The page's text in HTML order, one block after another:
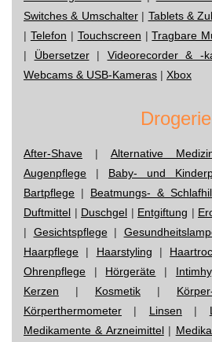
Switches & Umschalter| Tablets &
| Telefon | Touchscreen |Tragbare
| Übersetzer| Videorecorder & -
Webcams & USB-Kameras | Xbox
Drogerie
After-Shave | Alternative
Augenpflege | Baby- und
Bartpflege | Beatmungs- &
Duftmittel | Duschgel | Entgiftung |
| Gesichtspflege|
Haarpflege | Haarstyling |
Ohrenpflege | Hörgeräte |
Kerzen | Kosmetik |
Körperthermometer | Linsen |
Medikamente & Arzneimittel|